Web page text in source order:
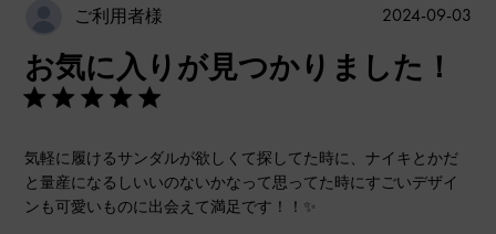
ご利用者様
お気に入りが見つかりました！
気軽に履けるサンダルが欲しくて探してた時に、ナイキとかだ
と量産になるしいいのないかなって思ってた時にすごいデザイ
ンも可愛いものに出会えて満足です！！✨
公
2024-09-03